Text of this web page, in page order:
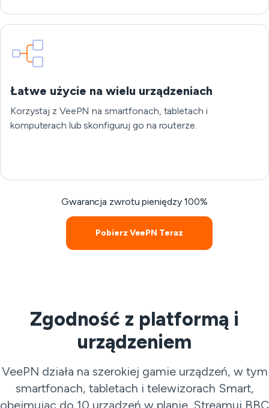
Łatwe użycie na wielu urządzeniach
Korzystaj z VeePN na smartfonach, tabletach i
komputerach lub skonfiguruj go na routerze.
Gwarancja zwrotu pieniędzy 100%
Pobierz VeePN Teraz
Zgodność z platformą i
urządzeniem
VeePN działa na szerokiej gamie urządzeń, w tym
smartfonach, tabletach i telewizorach Smart,
obejmując do 10 urządzeń w planie. Streamuj BBC